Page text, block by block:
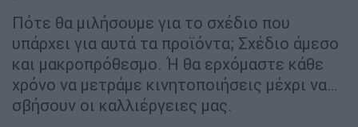
Πότε θα μιλήσουμε για το σχέδιο που
υπάρχει για αυτά τα προϊόντα; Σχέδιο άμεσο
και μακροπρόθεσμο. Ή θα ερχόμαστε κάθε
χρόνο να μετράμε κινητοποιήσεις μέχρι να…
σβήσουν οι καλλιέργειες μας.